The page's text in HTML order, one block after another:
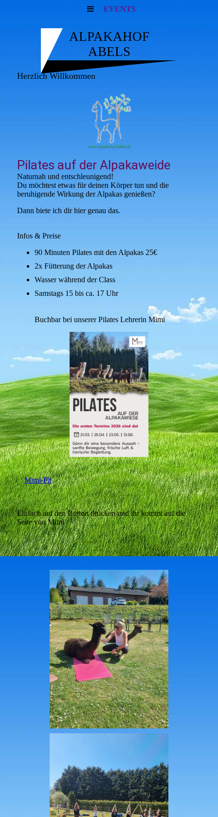
EVENTS
ALPAKAHOF
ABELS
Herzlich Willkommen
Pilates auf der Alpakaweide
Naturnah und entschleunigend!
Du möchtest etwas für deinen Körper tun und die
beruhigende Wirkung der Alpakas genießen?
Dann biete ich dir hier genau das.
Infos & Preise
90 Minuten Pilates mit den Alpakas 25€
2x Fütterung der Alpakas
Wasser während der Class
Samstags 15 bis ca. 17 Uhr
Buchbar bei unserer Pilates Lehrerin Mimi
Mimi-Fit
Einfach auf den Button drücken und ihr kommt auf die
Seite von Mimi